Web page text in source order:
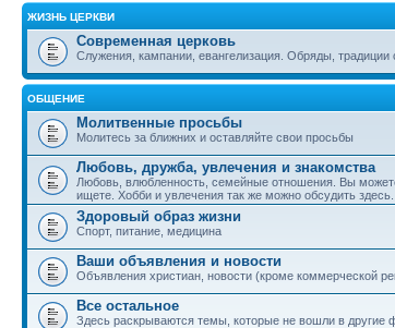
ЖИЗНЬ ЦЕРКВИ
Современная церковь
Служения, кампании, евангелизация. Обряды,
ОБЩЕНИЕ
Молитвенные просьбы
Молитесь за ближних и оставляйте свои просьбы
Любовь, дружба, увлечения и знакомства
Любовь, влюбленность, семейные отношения. Вы
ищете. Хобби и увлечения так же можно обсудить здесь.
Здоровый образ жизни
Спорт, питание, медицина
Ваши объявления и новости
Объявления христиан, новости (кроме коммерческой
Все остальное
Здесь раскрываются темы, которые не вошли в другие